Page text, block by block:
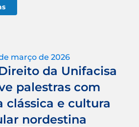
março de 2026
da Unifacisa
palestras com
clássica e cultura
nordestina